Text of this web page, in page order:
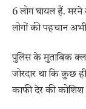
6 लोग घायल हैं.
लोगों की पहचान
पुलिस के मुताबिक
जोरदार था कि कुछ
काफी देर की